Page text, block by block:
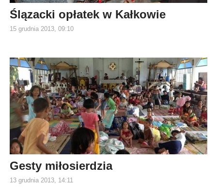
Ślązacki opłatek w Kałkowie
15 grudnia 2013, 09:10
Gesty miłosierdzia
13 grudnia 2013, 14:11